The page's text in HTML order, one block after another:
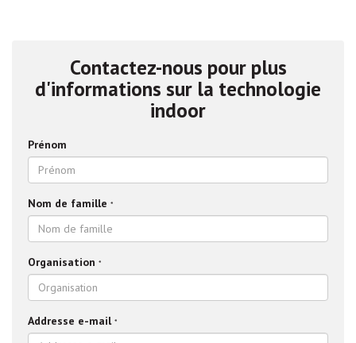
Contactez-nous pour plus
d'informations sur la technologie
indoor
Prénom
Nom de famille *
Organisation *
Addresse e-mail *